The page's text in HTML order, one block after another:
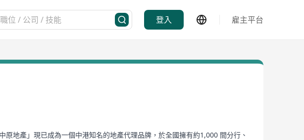
登入 雇主平台
地產」現已成為一個中港知名的地產代理品牌，於全國擁有約1,000 間分行、